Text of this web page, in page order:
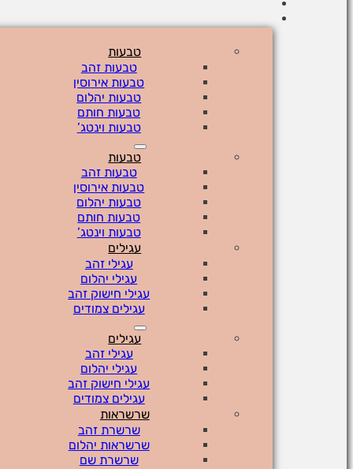
טבעות
טבעות זהב
טבעות אירוסין
טבעות יהלום
טבעות חותם
טבעות וינטג’
טבעות
טבעות זהב
טבעות אירוסין
טבעות יהלום
טבעות חותם
טבעות וינטג’
עגילים
עגילי זהב
עגילי יהלום
עגילי חישוק זהב
עגילים צמודים
עגילים
עגילי זהב
עגילי יהלום
עגילי חישוק זהב
עגילים צמודים
שרשראות
שרשרת זהב
שרשראות יהלום
שרשרת שם